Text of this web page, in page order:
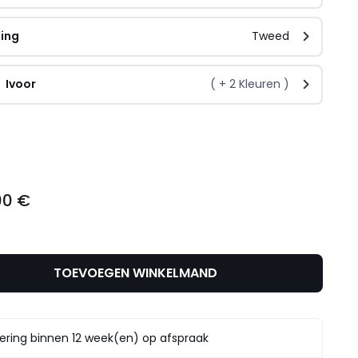
Tweed
Ivoor ( + 2Kleuren )
€
TOEVOEGEN WINKELMAND
binnen 12 week(en) op afspraak